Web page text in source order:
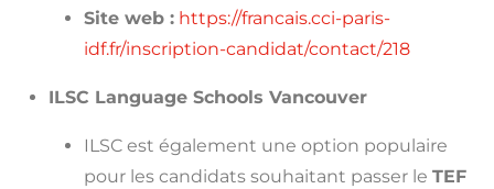
Site web : https://francais.cci-paris-
idf.fr/inscription-candidat/contact/218
ILSC Language Schools Vancouver
ILSC est également une option populaire
pour les candidats souhaitant passer le TEF